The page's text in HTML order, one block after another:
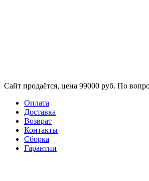
Сайт продаётся, цена 99000 руб. По
Оплата
Доставка
Возврат
Контакты
Сборка​
Гарантии